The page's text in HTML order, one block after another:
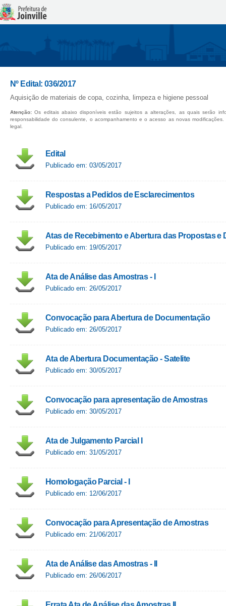
Nº Edital: 036/2017
Aquisição de materiais de copa, cozinha, limpeza e higiene pessoal
Atenção: Os editais abaixo disponíveis estão sujeitos a alterações, as quais serão
responsabilidade do consulente, o acompanhamento e o acesso as novas
legal.
Edital
Publicado em: 03/05/2017
Respostas a Pedidos de Esclarecimentos
Publicado em: 16/05/2017
Atas de Recebimento e Abertura das Propostas e
Publicado em: 19/05/2017
Ata de Análise das Amostras - I
Publicado em: 26/05/2017
Convocação para Abertura de Documentação
Publicado em: 26/05/2017
Ata de Abertura Documentação - Satelite
Publicado em: 30/05/2017
Convocação para apresentação de Amostras
Publicado em: 30/05/2017
Ata de Julgamento Parcial I
Publicado em: 31/05/2017
Homologação Parcial - I
Publicado em: 12/06/2017
Convocação para Apresentação de Amostras
Publicado em: 21/06/2017
Ata de Análise das Amostras - II
Publicado em: 26/06/2017